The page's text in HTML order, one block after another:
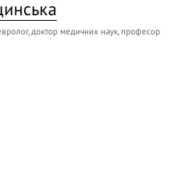
про
клінічні прояви
стратегій.
доктор медичних наук, професор